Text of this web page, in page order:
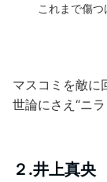
これまで傷つ
マスコミを敵に
世論にさえ“ニ
２.井上真央